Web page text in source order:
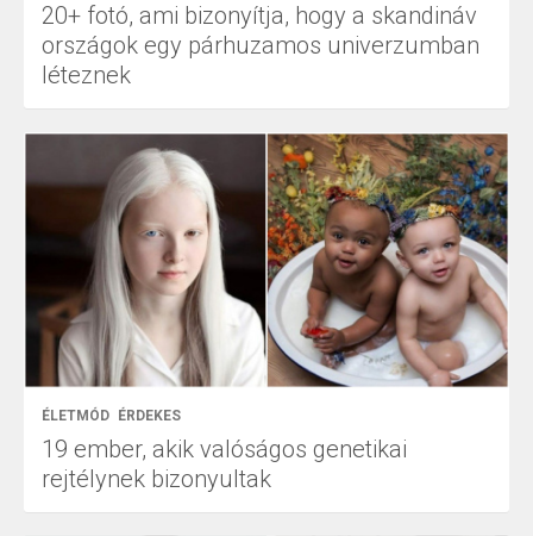
20+ fotó, ami bizonyítja, hogy a skandináv
országok egy párhuzamos univerzumban
léteznek
ÉLETMÓD ÉRDEKES
19 ember, akik valóságos genetikai
rejtélynek bizonyultak